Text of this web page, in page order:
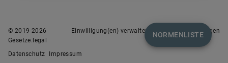
NORMENLISTE
© 2019-2026
Gesetze.legal
Einwilligung(en) verwalten Nutzungsbedingungen
Datenschutz Impressum